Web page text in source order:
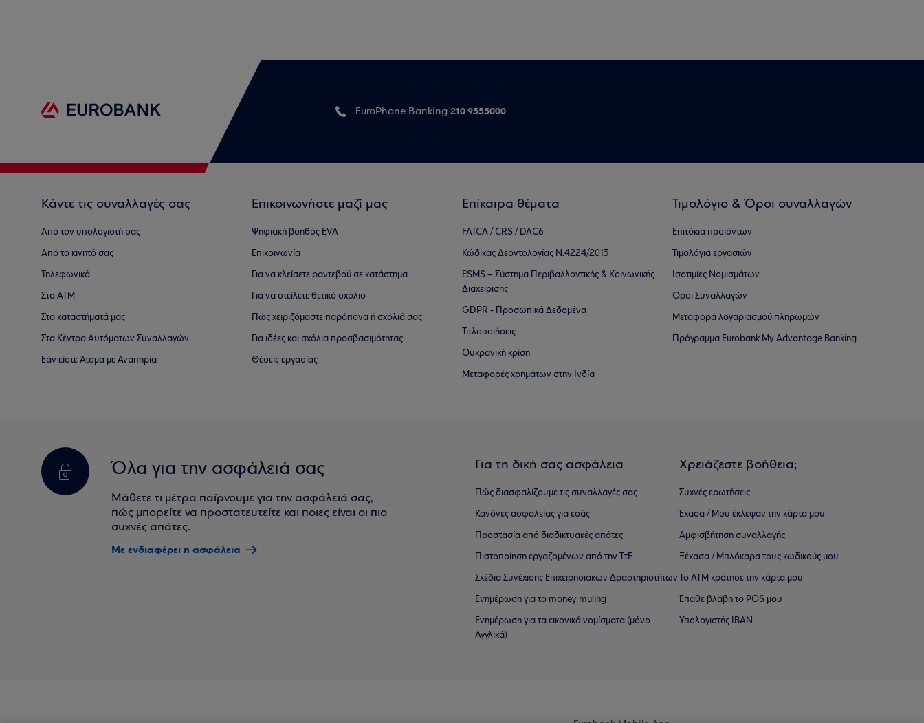
EuroPhone Banking 210 9555000
Κάντε τις συναλλαγές σας
Από τον υπολογιστή σας
Από το κινητό σας
Τηλεφωνικά
Στα ΑΤΜ
Στα καταστήματά μας
Στα Κέντρα Αυτόματων Συναλλαγών
Εάν είστε Άτομα με Αναπηρία
Επικοινωνήστε μαζί μας
Ψηφιακή βοηθός EVA
Επικοινωνία
Για να κλείσετε ραντεβού σε κατάστημα
Για να στείλετε θετικό σχόλιο
Πώς χειριζόμαστε παράπονα ή σχόλιά σας
Για ιδέες και σχόλια προσβασιμότητας
Θέσεις εργασίας
Επίκαιρα θέματα
FATCA / CRS / DAC6
Κώδικας Δεοντολογίας Ν.4224/2013
ESMS – Σύστημα Περιβαλλοντικής & Κοινωνικής
Διαχείρισης
GDPR - Προσωπικά Δεδομένα
Τιτλοποιήσεις
Ουκρανική κρίση
Μεταφορές χρημάτων στην Ινδία
Τιμολόγιο & Όροι συναλλαγών
Επιτόκια προϊόντων
Τιμολόγια εργασιών
Ισοτιμίες Νομισμάτων
Όροι Συναλλαγών
Μεταφορά λογαριασμού πληρωμών
Πρόγραμμα Eurobank My Advantage Banking
Όλα για την ασφάλειά σας
Μάθετε τι μέτρα παίρνουμε για την ασφάλειά σας,
πώς μπορείτε να προστατευτείτε και ποιες είναι οι πιο
συχνές απάτες.
Με ενδιαφέρει η ασφάλεια
Για τη δική σας ασφάλεια
Πώς διασφαλίζουμε τις συναλλαγές σας
Κανόνες ασφαλείας για εσάς
Προστασία από διαδικτυακές απάτες
Πιστοποίηση εργαζομένων από την ΤτΕ
Σχέδια Συνέχισης Επιχειρησιακών ∆ραστηριοτήτων
Ενημέρωση για το money muling
Ενημέρωση για τα εικονικά νομίσματα (μόνο
Αγγλικά)
Χρειάζεστε βοήθεια;
Συχνές ερωτήσεις
Έχασα / Μου έκλεψαν την κάρτα μου
Αμφισβήτηση συναλλαγής
Ξέχασα / Μπλόκαρα τους κωδικούς μου
Το ΑΤΜ κράτησε την κάρτα μου
Έπαθε βλάβη το POS μου
Υπολογιστής IBAN